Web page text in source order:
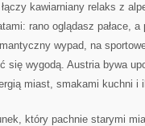
kawiarniany relaks z
rano oglądasz pałace, a
wypad, na
się wygodą. Austria bywa
miast, smakami kuchni i
który pachnie starymi